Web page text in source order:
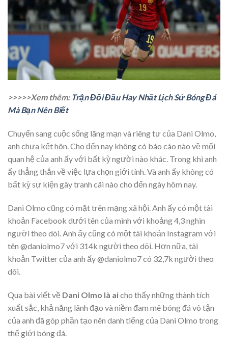
>>>>>Xem thêm: Trận Đối Đầu Hay Nhất Lịch Sử Bóng Đá
Mà Bạn Nên Biết
Chuyển sang cuộc sống lãng mạn và riêng tư của Dani Olmo,
anh chưa kết hôn. Cho đến nay không có báo cáo nào về mối
quan hệ của anh ấy với bất kỳ người nào khác. Trong khi anh
ấy thẳng thắn về việc lựa chọn giới tính. Và anh ấy không có
bất kỳ sự kiện gây tranh cãi nào cho đến ngày hôm nay.
Dani Olmo cũng có mặt trên mạng xã hội. Anh ấy có một tài
khoản Facebook dưới tên của mình với khoảng 4,3 nghìn
người theo dõi. Anh ấy cũng có một tài khoản Instagram với
tên @daniolmo7 với 314k người theo dõi. Hơn nữa, tài
khoản Twitter của anh ấy @daniolmo7 có 32,7k người theo
dõi.
Qua bài viết về Dani Olmo là aicho thấy những thành tích
xuất sắc, khả năng lãnh đạo và niềm đam mê bóng đá vô tận
của anh đã góp phần tạo nên danh tiếng của Dani Olmo trong
thế giới bóng đá.